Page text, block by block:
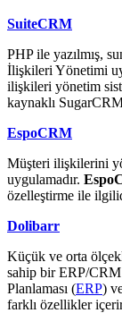
SuiteCRM
PHP ile yazılmış,
İlişkileri Yönetimi
ilişkileri yönetim
kaynaklı
EspoCRM
Müşteri ilişkilerini
uygulamadır.
özelleştirme ile
Dolibarr
Küçük ve orta
sahip bir ERP/CRM
Planlaması (ERP)
farklı özellikler